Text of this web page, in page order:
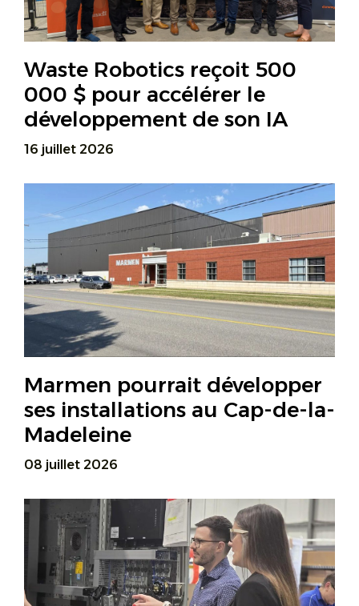
Waste Robotics reçoit 500
000 $ pour accélérer le
développement de son IA
16 juillet 2026
Marmen pourrait développer
ses installations au Cap-de-la-
Madeleine
08 juillet 2026